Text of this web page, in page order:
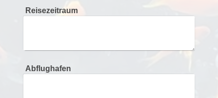
Reisezeitraum
Abflughafen